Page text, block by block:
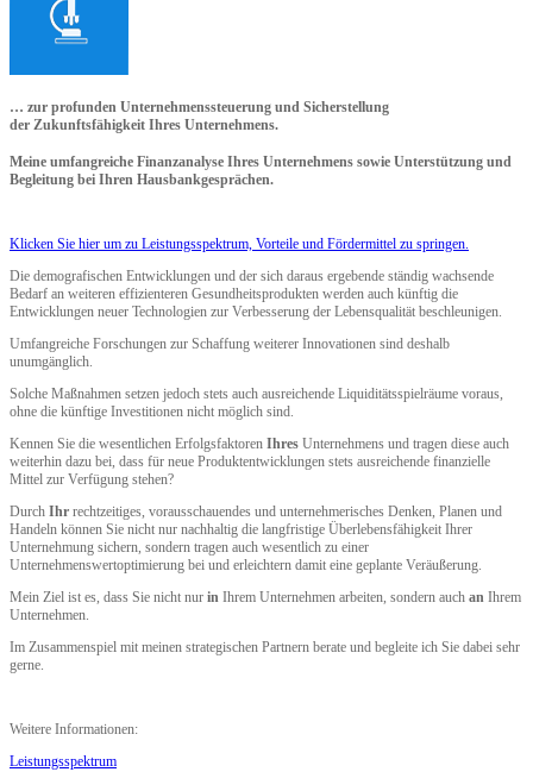
… zur profunden Unternehmenssteuerung und Sicherstellung
der Zukunftsfähigkeit Ihres Unternehmens.
Meine umfangreiche Finanzanalyse Ihres Unternehmens sowie Unterstützung und
Begleitung bei Ihren Hausbankgesprächen.
Klicken Sie hier um zu Leistungsspektrum, Vorteile und Fördermittel zu springen.
Die demografischen Entwicklungen und der sich daraus ergebende ständig wachsende
Bedarf an weiteren effizienteren Gesundheitsprodukten werden auch künftig die
Entwicklungen neuer Technologien zur Verbesserung der Lebensqualität beschleunigen.
Umfangreiche Forschungen zur Schaffung weiterer Innovationen sind deshalb
unumgänglich.
Solche Maßnahmen setzen jedoch stets auch ausreichende Liquiditätsspielräume voraus,
ohne die künftige Investitionen nicht möglich sind.
Kennen Sie die wesentlichen Erfolgsfaktoren Ihres Unternehmens und tragen diese auch
weiterhin dazu bei, dass für neue Produktentwicklungen stets ausreichende finanzielle
Mittel zur Verfügung stehen?
Durch Ihr rechtzeitiges, vorausschauendes und unternehmerisches Denken, Planen und
Handeln können Sie nicht nur nachhaltig die langfristige Überlebensfähigkeit Ihrer
Unternehmung sichern, sondern tragen auch wesentlich zu einer
Unternehmenswertoptimierung bei und erleichtern damit eine geplante Veräußerung.
Mein Ziel ist es, dass Sie nicht nur in Ihrem Unternehmen arbeiten, sondern auch an Ihrem
Unternehmen.
Im Zusammenspiel mit meinen strategischen Partnern berate und begleite ich Sie dabei sehr
gerne.
Weitere Informationen:
Leistungsspektrum